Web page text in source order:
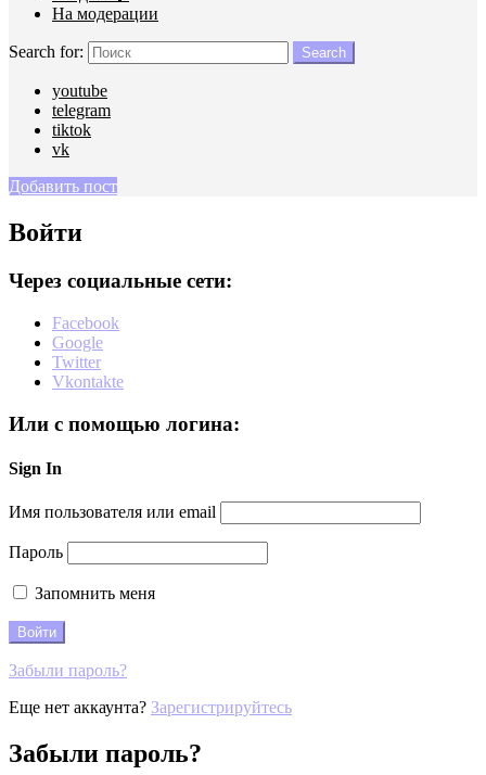
На модерации
Search for: Search
youtube
telegram
tiktok
vk
Добавить пост
Войти
Через социальные сети:
Facebook
Google
Twitter
Vkontakte
Или с помощью логина:
Sign In
Имя пользователя или email
Пароль
Запомнить меня
Забыли пароль?
Еще нет аккаунта? Зарегистрируйтесь
Забыли пароль?